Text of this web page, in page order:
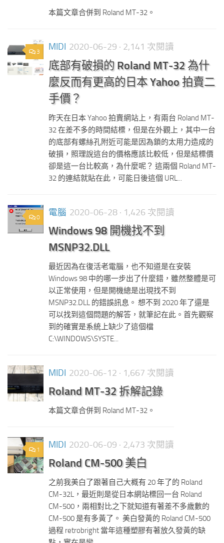
本篇文章合併到 Roland MT-32。
3 MIDI 2020-06-29 · 2,141 次閱讀
底部有破損的 Roland MT-32 為什
麼反而有更高的日本 Yahoo 拍賣二
手價？
昨天在日本 Yahoo 拍賣網站上，有兩台 Roland MT-
32 在差不多的時間結標，但是在外觀上，其中一台
的底部有螺絲孔附近可能是因為鎖的太用力造成的
破損，照理說這台的價格應該比較低，但是結標價
卻是這一台比較高，為什麼呢？ 這兩個 Roland MT-
32 的連結就貼在此，可能日後這個 URL...
0 電腦 2020-06-28 · 1,426 次閱讀
Windows 98 開機找不到
MSNP32.DLL
最近因為在復活老電腦，也不知道是在安裝
Windows 98 中的哪一步出了什麼錯，雖然整體是可
以正常使用，但是開機總是出現找不到
MSNP32.DLL 的錯誤訊息。 想不到 2020 年了還是
可以找到這個問題的解答，就筆記在此。首先觀察
到的確實是系統上缺少了這個檔
C:\WINDOWS\SYSTE...
MIDI 2020-06-12 · 1,667 次閱讀
Roland MT-32 拆解記錄
本篇文章合併到 Roland MT-32。
1 MIDI 2020-06-09 · 2,473 次閱讀
Roland CM-500 美白
之前我美白了跟著自己大概有 20 年了的 Roland
CM-32L，最近則是從日本網站標回一台 Roland
CM-500，兩相對比之下就知道有著差不多歲數的
CM-500 是有多黃了。 美白發黃的 Roland CM-500
過程 retrobright 當年這種塑膠有著放久發黃的缺